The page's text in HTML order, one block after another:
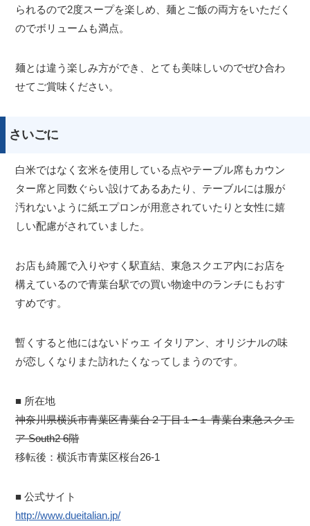
られるので2度スープを楽しめ、麺とご飯の両方をいただく
のでボリュームも満点。
麺とは違う楽しみ方ができ、とても美味しいのでぜひ合わ
せてご賞味ください。
さいごに
白米ではなく玄米を使用している点やテーブル席もカウン
ター席と同数ぐらい設けてあるあたり、テーブルには服が
汚れないように紙エプロンが用意されていたりと女性に嬉
しい配慮がされていました。
お店も綺麗で入りやすく駅直結、東急スクエア内にお店を
構えているので青葉台駅での買い物途中のランチにもおす
すめです。
暫くすると他にはないドゥエ イタリアン、オリジナルの味
が恋しくなりまた訪れたくなってしまうのです。
■ 所在地
神奈川県横浜市青葉区青葉台２丁目１−１ 青葉台東急スクエ
ア South2 6階
移転後：横浜市青葉区桜台26-1
■ 公式サイト
http://www.dueitalian.jp/